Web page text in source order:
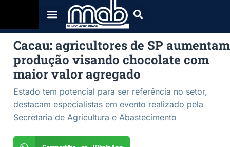
Cacau: agricultores de SP aumentam
produção visando chocolate com
maior valor agregado
Estado tem potencial para ser referência no setor,
destacam especialistas em evento realizado pela
Secretaria de Agricultura e Abastecimento